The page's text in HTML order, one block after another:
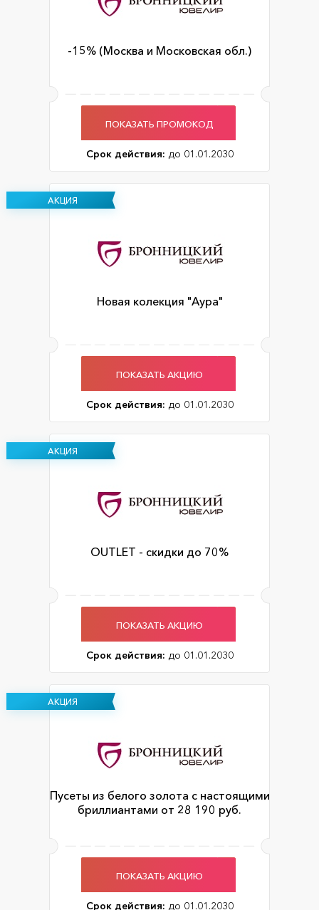
-15% (Москва и Московская обл.)
ПОКАЗАТЬ ПРОМОКОД
Срок действия: до 01.01.2030
АКЦИЯ
Новая колекция "Аура"
ПОКАЗАТЬ АКЦИЮ
Срок действия: до 01.01.2030
АКЦИЯ
OUTLET - скидки до 70%
ПОКАЗАТЬ АКЦИЮ
Срок действия: до 01.01.2030
АКЦИЯ
Пусеты из белого золота с настоящими
бриллиантами от 28 190 руб.
ПОКАЗАТЬ АКЦИЮ
Срок действия: до 01.01.2030